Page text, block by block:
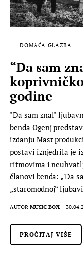
MUSIC
DOMAĆA GLAZBA
“Da sam
godine
"Da sam znal"
benda Ogenj
izdanju Mast
postavi iznjedrila je
ritmovima i
članovi benda: „'Da
„staromodnoj“
AUTOR MUSIC BOX
PROČITAJ VIŠE